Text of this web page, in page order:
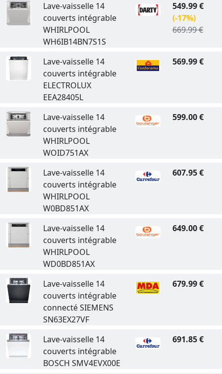
Lave-vaisselle 14
couverts intégrable
WHIRLPOOL
WH6IB14BN7S1S
549.99 €
(-17%)
669.99 €
Lave-vaisselle 14
couverts intégrable
ELECTROLUX
EEA28405L
569.99 €
Lave-vaisselle 14
couverts intégrable
WHIRLPOOL
WOID751AX
599.00 €
Lave-vaisselle 14
couverts intégrable
WHIRLPOOL
W0BD851AX
607.95 €
Lave-vaisselle 14
couverts intégrable
WHIRLPOOL
WD0BD851AX
649.00 €
Lave-vaisselle 14
couverts intégrable
connecté SIEMENS
SN63EX27VF
679.99 €
Lave-vaisselle 14
couverts intégrable
BOSCH SMV4EVX00E
691.85 €